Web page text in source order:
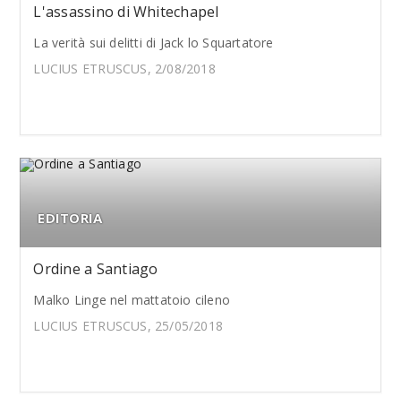
L'assassino di Whitechapel
La verità sui delitti di Jack lo Squartatore
LUCIUS ETRUSCUS, 2/08/2018
EDITORIA
Ordine a Santiago
Malko Linge nel mattatoio cileno
LUCIUS ETRUSCUS, 25/05/2018